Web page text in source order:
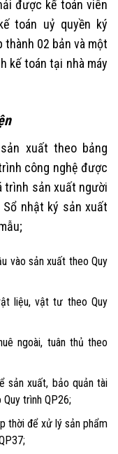
được kế toán viên
toán uỷ quyền ký
thành 02 bản và một
kế toán tại nhà máy
xuất theo bảng
công nghệ được
trình sản xuất người
nhật ký sản xuất
vào sản xuất theo Quy
liệu, vật tư theo Quy
ngoài, tuân thủ theo
sản xuất, bảo quản tài
trình QP26;
thời để xử lý sản phẩm